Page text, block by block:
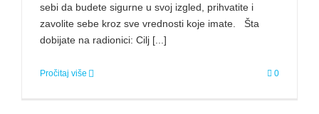
sebi da budete sigurne u svoj izgled, prihvatite i
zavolite sebe kroz sve vrednosti koje imate. Šta
dobijate na radionici: Cilj [...]
Pročitaj više 0